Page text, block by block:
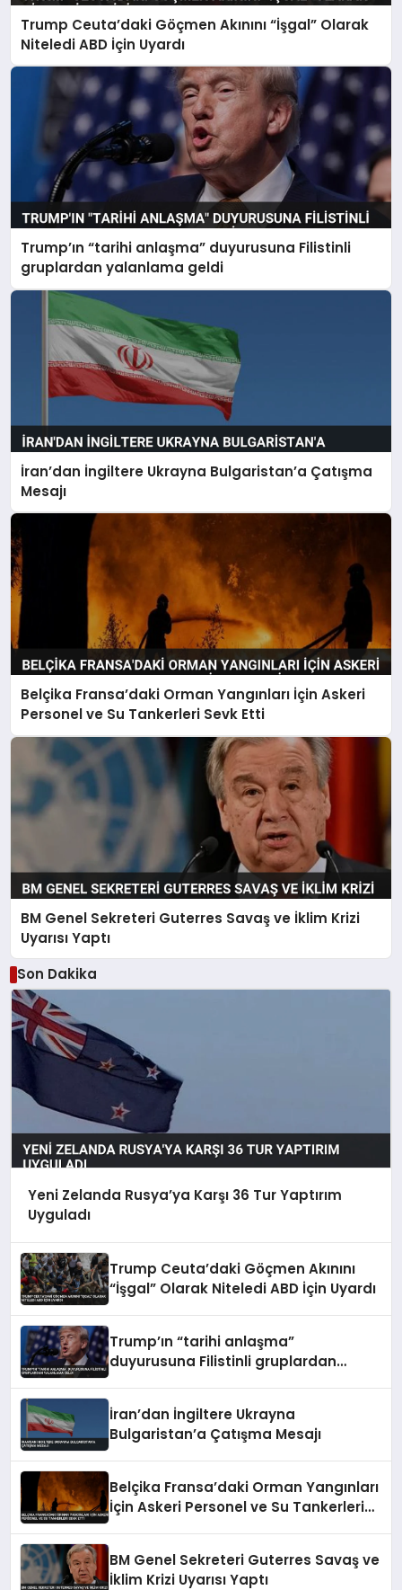
Trump Ceuta’daki Göçmen Akınını “İşgal” Olarak
Niteledi ABD İçin Uyardı
Trump’ın “tarihi anlaşma” duyurusuna Filistinli
gruplardan yalanlama geldi
İran’dan İngiltere Ukrayna Bulgaristan’a Çatışma
Mesajı
Belçika Fransa’daki Orman Yangınları İçin Askeri
Personel ve Su Tankerleri Sevk Etti
BM Genel Sekreteri Guterres Savaş ve İklim Krizi
Uyarısı Yaptı
Son Dakika
Yeni Zelanda Rusya’ya Karşı 36 Tur Yaptırım
Uyguladı
Trump Ceuta’daki Göçmen Akınını
“İşgal” Olarak Niteledi ABD İçin Uyardı
Trump’ın “tarihi anlaşma”
duyurusuna Filistinli gruplardan
İran’dan İngiltere Ukrayna
Bulgaristan’a Çatışma Mesajı
Belçika Fransa’daki Orman Yangınları
İçin Askeri Personel ve Su Tankerleri
BM Genel Sekreteri Guterres Savaş ve
İklim Krizi Uyarısı Yaptı